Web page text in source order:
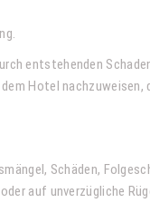
entstehenden
Hotel nachzuweisen,
Schäden,
auf unverzügliche